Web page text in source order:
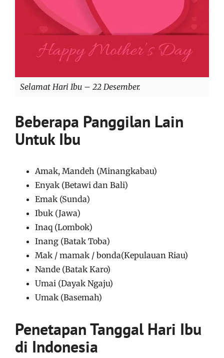
Selamat Hari Ibu – 22 Desember.
Beberapa Panggilan Lain
Untuk Ibu
Amak, Mandeh (Minangkabau)
Enyak (Betawi dan Bali)
Emak (Sunda)
Ibuk (Jawa)
Inaq (Lombok)
Inang (Batak Toba)
Mak / mamak / bonda(Kepulauan Riau)
Nande (Batak Karo)
Umai (Dayak Ngaju)
Umak (Basemah)
Penetapan Tanggal Hari Ibu
di Indonesia